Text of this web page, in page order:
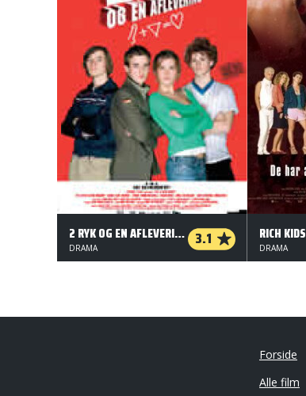
2 RYK OG EN AFLEVERING 3.1
DRAMA
RICH KIDS
DRAMA
Forside
Alle film